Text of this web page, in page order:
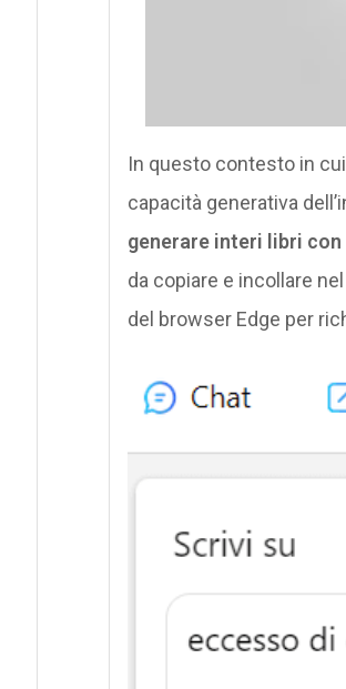
In questo contesto in
capacità generativa
generare interi libri
da copiare e incollare
del browser Edge per